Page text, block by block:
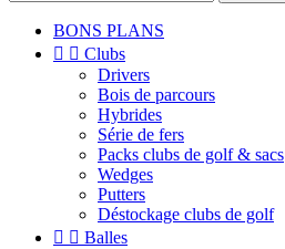
BONS PLANS
  Clubs
Drivers
Bois de parcours
Hybrides
Série de fers
Packs clubs de golf & sacs
Wedges
Putters
Déstockage clubs de golf
  Balles